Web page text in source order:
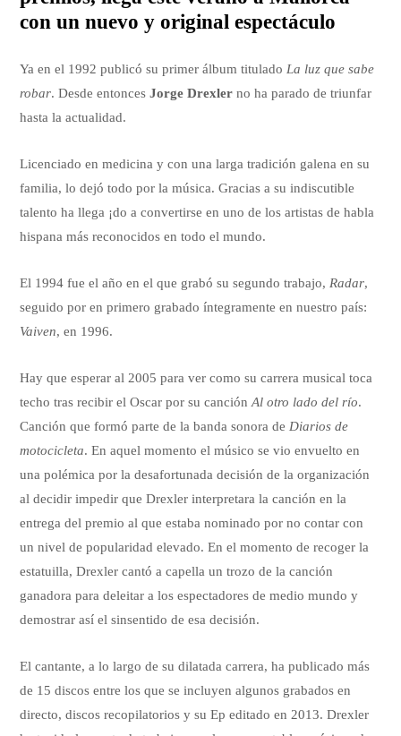
con un nuevo y original espectáculo
Ya en el 1992 publicó su primer álbum titulado La luz que sabe
robar. Desde entoncesJorge Drexler no ha parado de triunfar
hasta la actualidad.
Licenciado en medicina y con una larga tradición galena en su
familia, lo dejó todo por la música. Gracias a su indiscutible
talento ha llega ¡do a convertirse en uno de los artistas de habla
hispana más reconocidos en todo el mundo.
El 1994 fue el año en el que grabó su segundo trabajo, Radar,
seguido por en primero grabado íntegramente en nuestro país:
Vaiven, en 1996.
Hay que esperar al 2005 para ver como su carrera musical toca
techo tras recibir el Oscar por su canciónAl otro lado del río.
Canción que formó parte de la banda sonora de Diarios de
motocicleta. En aquel momento el músico se vio envuelto en
una polémica por la desafortunada decisión de la organización
al decidir impedir que Drexler interpretara la canción en la
entrega del premio al que estaba nominado por no contar con
un nivel de popularidad elevado. En el momento de recoger la
estatuilla, Drexler cantó a capella un trozo de la canción
ganadora para deleitar a los espectadores de medio mundo y
demostrar así el sinsentido de esa decisión.
El cantante, a lo largo de su dilatada carrera, ha publicado más
de 15 discos entre los que se incluyen algunos grabados en
directo, discos recopilatorios y su Ep editado en 2013. Drexler